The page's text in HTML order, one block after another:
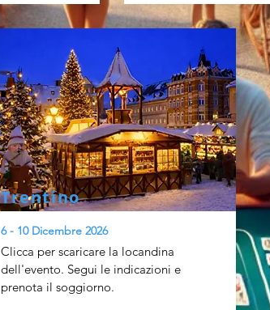
Trentino
6 - 10 Dicembre 2026
Clicca per scaricare la locandina
dell'evento. Segui le indicazioni e
prenota il soggiorno.